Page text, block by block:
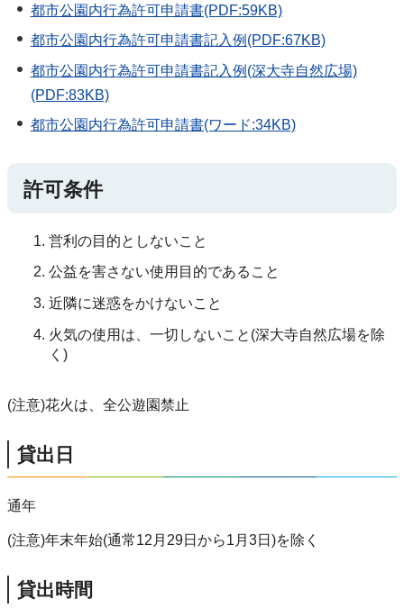
都市公園内行為許可申請書(PDF:59KB)
都市公園内行為許可申請書記入例(PDF:67KB)
都市公園内行為許可申請書記入例(深大寺自然広場)
(PDF:83KB)
都市公園内行為許可申請書(ワード:34KB)
許可条件
営利の目的としないこと
公益を害さない使用目的であること
近隣に迷惑をかけないこと
火気の使用は、一切しないこと(深大寺自然広場を除
く)
(注意)花火は、全公遊園禁止
貸出日
通年
(注意)年末年始(通常12月29日から1月3日)を除く
貸出時間